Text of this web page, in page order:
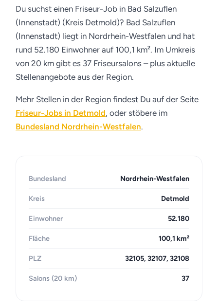
Du suchst einen Friseur-Job in Bad Salzuflen
(Innenstadt) (Kreis Detmold)? Bad Salzuflen
(Innenstadt) liegt in Nordrhein-Westfalen und hat
rund 52.180 Einwohner auf 100,1 km². Im Umkreis
von 20 km gibt es 37 Friseursalons – plus aktuelle
Stellenangebote aus der Region.
Mehr Stellen in der Region findest Du auf der Seite
Friseur-Jobs in Detmold, oder stöbere im
Bundesland Nordrhein-Westfalen.
Bundesland Nordrhein-Westfalen
Kreis Detmold
Einwohner 52.180
Fläche 100,1 km²
PLZ 32105, 32107, 32108
Salons (20 km) 37